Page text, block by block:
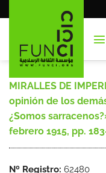
al
MIRALLES DE
opinión de los
¿Somos
febrero 1915, pp.
Nº Registro: 62480